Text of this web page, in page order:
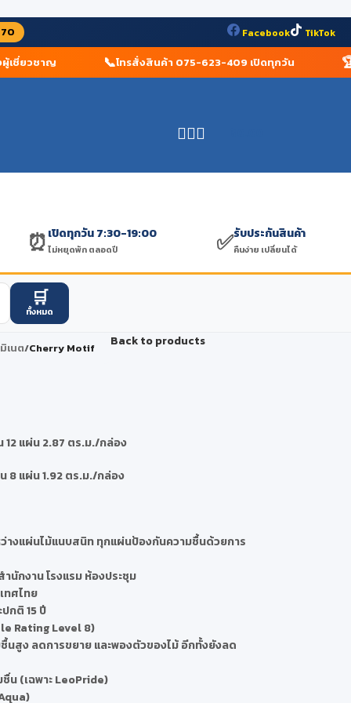
Facebook TikTok
ยวชาญ โทรสั่งสินค้า 075-623-409 เปิดทุกวัน ร้
⏰เปิดทุกวัน 7:30-19:00
ไม่หยุดพัก ตลอดปี ✅รับประกันสินค้า
คืนง่าย เปลี่ยนได้
🛒
ทั้งหมด
เนต/Cherry Motif Back to products
แผ่น 2.87 ตร.ม./กล่อง
8 แผ่น 1.92 ตร.ม./กล่อง
างแผ่นไม้แนบสนิท ทุกแผ่นป้องกันความชื้นด้วยการ
นักงาน โรงแรม ห้องประชุม
ศไทย
กติ 15 ปี
Rating Level 8)
นสูง ลดการขยาย และพองตัวของไม้ อีกทั้งยังลด
ชื่น (เฉพาะ LeoPride)